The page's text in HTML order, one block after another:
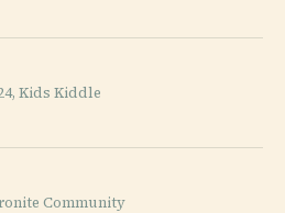
Kids Kiddle
Community